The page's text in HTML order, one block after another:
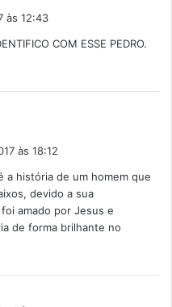
às 12:43
COM ESSE PEDRO.
às 18:12
a história de um homem que
devido a sua
amado por Jesus e
de forma brilhante no